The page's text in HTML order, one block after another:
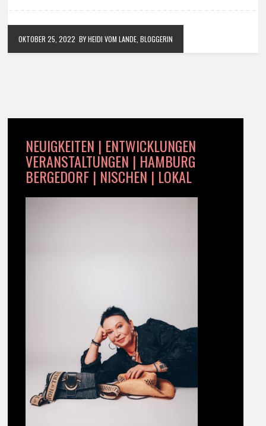
OKTOBER 25, 2022 BY HEIDI VOM LANDE, BLOGGERIN
NEUIGKEITEN | ENTWICKLUNGEN
VERANSTALTUNGEN | HAMBURG
BERGEDORF | NISCHEN | LOKAL